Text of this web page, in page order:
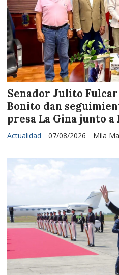
Senador Julito
Bonito dan
presa La Gina junto a
Mila
Actualidad 07/08/2026